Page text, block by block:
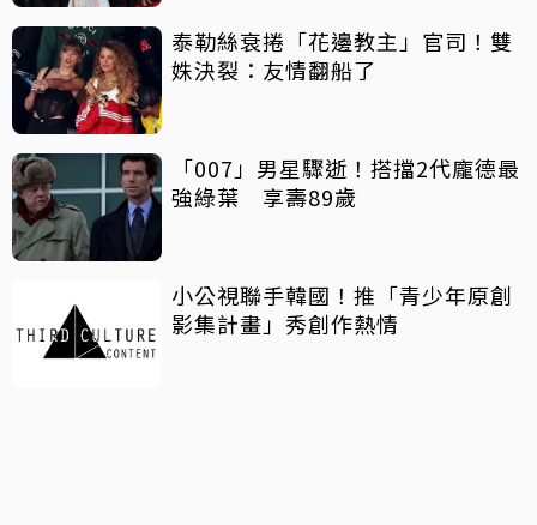
泰勒絲衰捲「花邊教主」官司！雙
姝決裂：友情翻船了
「007」男星驟逝！搭擋2代龐德最
強綠葉 享壽89歲
小公視聯手韓國！推「青少年原創
影集計畫」秀創作熱情